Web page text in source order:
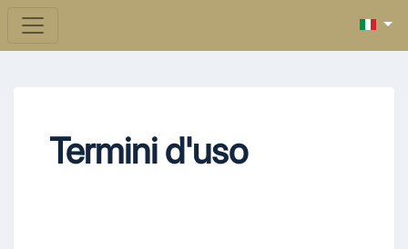
Termini d'uso